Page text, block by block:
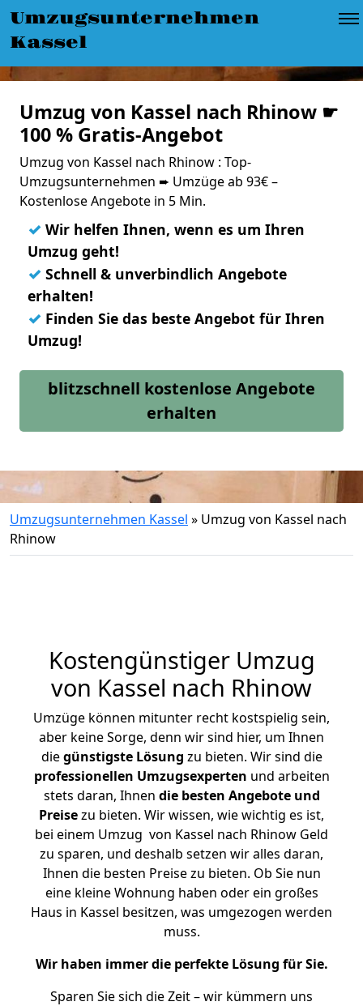
Umzugsunternehmen
Kassel
Umzug von Kassel nach Rhinow ☛
100 % Gratis-Angebot
Umzug von Kassel nach Rhinow : Top-
Umzugsunternehmen ➨ Umzüge ab 93€ –
Kostenlose Angebote in 5 Min.
✓ Wir helfen Ihnen, wenn es um Ihren
Umzug geht!
✓ Schnell & unverbindlich Angebote
erhalten!
✓ Finden Sie das beste Angebot für Ihren
Umzug!
blitzschnell kostenlose Angebote
erhalten
Umzugsunternehmen Kassel » Umzug von Kassel nach
Rhinow
Kostengünstiger Umzug
von Kassel nach Rhinow
Umzüge können mitunter recht kostspielig sein,
aber keine Sorge, denn wir sind hier, um Ihnen
diegünstigste Lösung zu bieten. Wir sind die
professionellen Umzugsexperten und arbeiten
stets daran, Ihnen die besten Angebote und
Preisezu bieten. Wir wissen, wie wichtig es ist,
bei einem Umzug von Kassel nach Rhinow Geld
zu sparen, und deshalb setzen wir alles daran,
Ihnen die besten Preise zu bieten. Ob Sie nun
eine kleine Wohnung haben oder ein großes
Haus in Kassel besitzen, was umgezogen werden
muss.
Wir haben immer die perfekte Lösung für Sie.
Sparen Sie sich die Zeit – wir kümmern uns